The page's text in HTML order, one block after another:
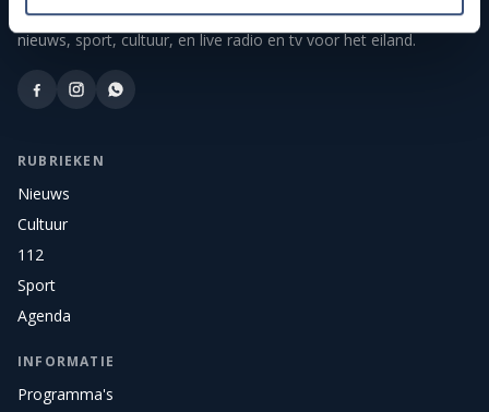
Publieke streekomroep van Goeree-Overflakkee. Onafhankelijk
nieuws, sport, cultuur, en live radio en tv voor het eiland.
RUBRIEKEN
Nieuws
Cultuur
112
Sport
Agenda
INFORMATIE
Programma's